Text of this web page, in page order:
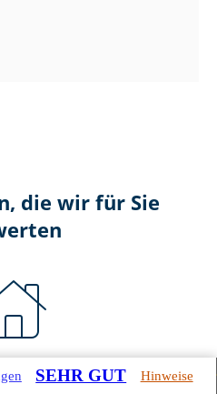
die wir für Sie
SEHR GUT Hinweise